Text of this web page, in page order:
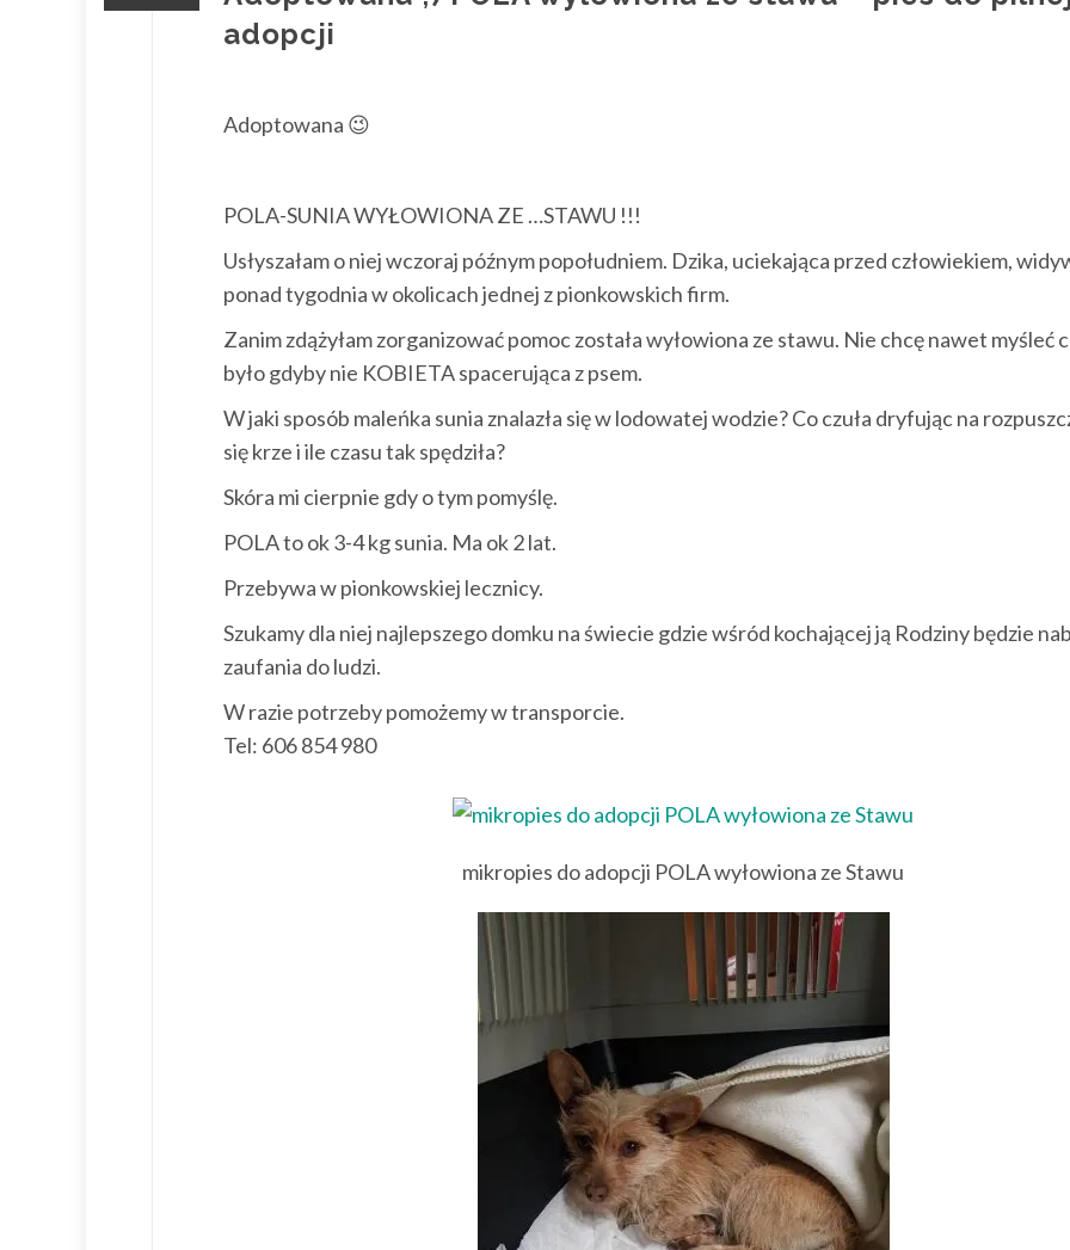
adopcji
Adoptowana 😉
POLA-SUNIA WYŁOWIONA ZE …STAWU !!!
Usłyszałam o niej wczoraj późnym popołudniem. Dzika, uciekająca przed człowiekiem,
ponad tygodnia w okolicach jednej z pionkowskich firm.
Zanim zdążyłam zorganizować pomoc została wyłowiona ze stawu. Nie chcę nawet myśleć
było gdyby nie KOBIETA spacerująca z psem.
W jaki sposób maleńka sunia znalazła się w lodowatej wodzie? Co czuła dryfując na
się krze i ile czasu tak spędziła?
Skóra mi cierpnie gdy o tym pomyślę.
POLA to ok 3-4 kg sunia. Ma ok 2 lat.
Przebywa w pionkowskiej lecznicy.
Szukamy dla niej najlepszego domku na świecie gdzie wśród kochającej ją Rodziny będzie
zaufania do ludzi.
W razie potrzeby pomożemy w transporcie.
Tel: 606 854 980
mikropies do adopcji POLA wyłowiona ze Stawu